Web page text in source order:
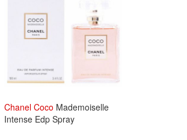
Chanel Coco Mademoiselle
Intense Edp Spray